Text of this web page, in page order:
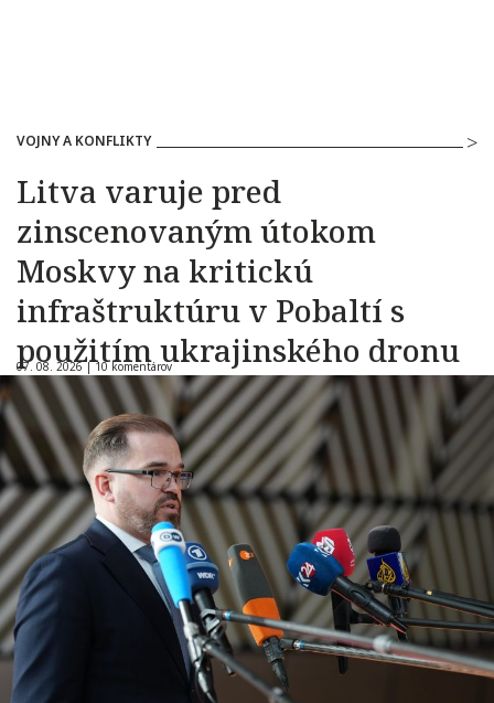
VOJNY A KONFLIKTY
Litva varuje pred
zinscenovaným útokom
Moskvy na kritickú
infraštruktúru v Pobaltí s
použitím ukrajinského dronu
07. 08. 2026 |10 komentárov